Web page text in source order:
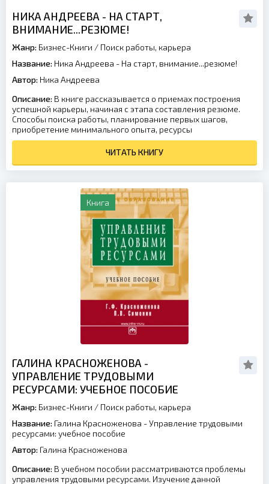
НИКА АНДРЕЕВА - НА СТАРТ,
ВНИМАНИЕ...РЕЗЮМЕ!
Жанр: Бизнес-Книги / Поиск работы, карьера
Название: Ника Андреева - На старт, внимание...резюме!
Автор: Ника Андреева
Описание: В книге рассказывается о приемах построения
успешной карьеры, начиная с этапа составления резюме.
Способы поиска работы, планирование первых шагов,
приобретение минимального опыта, ресурсы
ЧИТАТЬ КНИГУ
Книга
ГАЛИНА КРАСНОЖЕНОВА -
УПРАВЛЕНИЕ ТРУДОВЫМИ
РЕСУРСАМИ: УЧЕБНОЕ ПОСОБИЕ
Жанр: Бизнес-Книги / Поиск работы, карьера
Название: Галина Красноженова - Управление трудовыми
ресурсами: учебное пособие
Автор: Галина Красноженова
Описание: В учебном пособии рассматриваются проблемы
управления трудовыми ресурсами. Изучение данной